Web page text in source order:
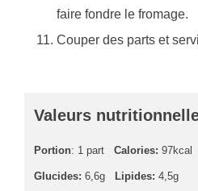
faire fondre le fromage.
Couper des parts et
Valeurs
Portion: 1 part Calories: 97kcal
Glucides: 6,6g Lipides: 4,5g